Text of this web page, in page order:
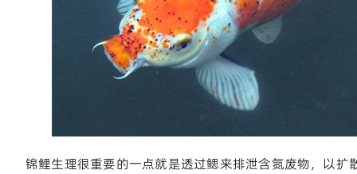
锦鲤生理很重要的一点就是透过鳃来排泄含氮废物，以